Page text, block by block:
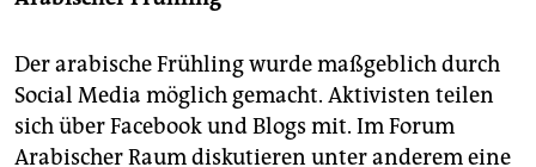
fragen & hilfe
unterstützen
abo
genossenschaft
Der arabische Frühling wurde maßgeblich durch
Social Media möglich gemacht. Aktivisten teilen
sich über Facebook und Blogs mit. Im Forum
Arabischer Raum diskutieren unter anderem eine